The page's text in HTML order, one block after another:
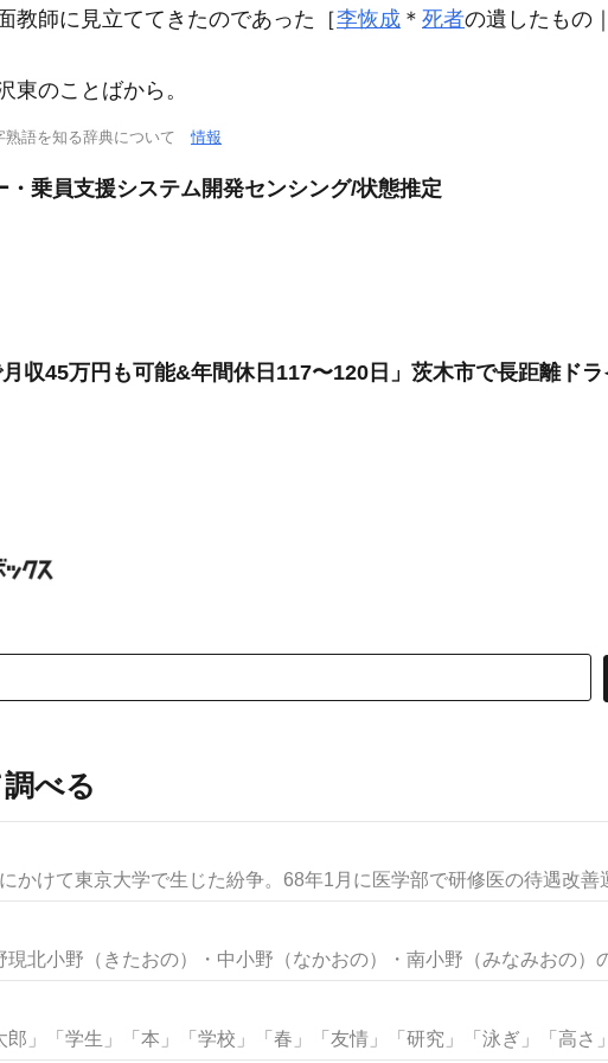
教師に見立ててきたのであった［李恢成 ＊ 死者の遺したもの｜
東のことばから。
熟語を知る辞典について情報
乗員支援システム開発センシング/状態推定
収45万円も可能&年間休日117〜120日」茨木市で長距離ド
べる
かけて東京大学で生じた紛争。68年1月に医学部で研修医の待遇改善
北小野（きたおの）・中小野（なかおの）・南小野（みなみおの）
」「学生」「本」「学校」「春」「友情」「研究」「泳ぎ」「高さ